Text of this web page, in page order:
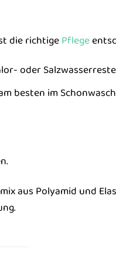
die richtigePflege
oder
besten im
aus Polyamid und